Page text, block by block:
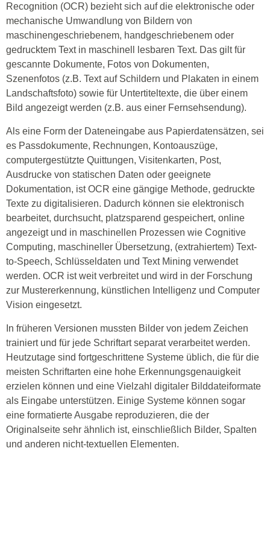
Recognition (OCR) bezieht sich auf die elektronische oder
mechanische Umwandlung von Bildern von
maschinengeschriebenem, handgeschriebenem oder
gedrucktem Text in maschinell lesbaren Text. Das gilt für
gescannte Dokumente, Fotos von Dokumenten,
Szenenfotos (z.B. Text auf Schildern und Plakaten in einem
Landschaftsfoto) sowie für Untertiteltexte, die über einem
Bild angezeigt werden (z.B. aus einer Fernsehsendung).
Als eine Form der Dateneingabe aus Papierdatensätzen, sei
es Passdokumente, Rechnungen, Kontoauszüge,
computergestützte Quittungen, Visitenkarten, Post,
Ausdrucke von statischen Daten oder geeignete
Dokumentation, ist OCR eine gängige Methode, gedruckte
Texte zu digitalisieren. Dadurch können sie elektronisch
bearbeitet, durchsucht, platzsparend gespeichert, online
angezeigt und in maschinellen Prozessen wie Cognitive
Computing, maschineller Übersetzung, (extrahiertem) Text-
to-Speech, Schlüsseldaten und Text Mining verwendet
werden. OCR ist weit verbreitet und wird in der Forschung
zur Mustererkennung, künstlichen Intelligenz und Computer
Vision eingesetzt.
In früheren Versionen mussten Bilder von jedem Zeichen
trainiert und für jede Schriftart separat verarbeitet werden.
Heutzutage sind fortgeschrittene Systeme üblich, die für die
meisten Schriftarten eine hohe Erkennungsgenauigkeit
erzielen können und eine Vielzahl digitaler Bilddateiformate
als Eingabe unterstützen. Einige Systeme können sogar
eine formatierte Ausgabe reproduzieren, die der
Originalseite sehr ähnlich ist, einschließlich Bilder, Spalten
und anderen nicht-textuellen Elementen.